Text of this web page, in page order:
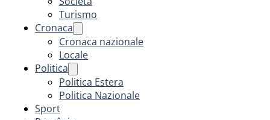
Turismo
Cronaca
Cronaca nazionale
Locale
Politica
Politica Estera
Politica Nazionale
Sport